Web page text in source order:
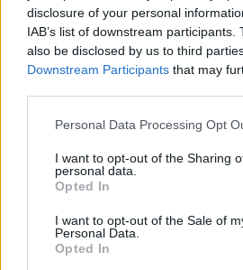
disclosure of your personal
IAB’s list of downstream
also be disclosed by us to third
Downstream Participants that may
Personal Data Processing Opt
I want to opt-out of the Sharing
personal data.
Opted In
I want to opt-out of the Sale of
Personal Data.
Opted In
Komentáře
Rožmitál pod
Tomáš Belka